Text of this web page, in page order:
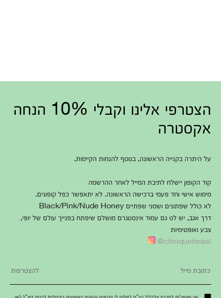
הצטרפי אלינו וקבלי 10% הנחה
אקסטרה
על היתרה בקנייה הראשונה, בנוסף להנחות הקיימות.
קוד הקופון יישלח לתיבת המייל לאחר ההרשמה
מימוש אישי וחד פעמי ברכישה הראשונה. לא יתאפשר כפל קופונים.
לא כולל שפתונים ושמני שפתיים Black/Pink/Nude Honey
דרך אגב, יש לנו גם עמוד אינסטגרם מושלם שיפתח בפנייך עולם של יופי,
צבע ואופטימיות
cliniqueisrael@
אני מאשר/ת לחברת אלקליל בע"מ לשלוח לי עדכונים והטבות באמצעים דיגיטליים לרבות דוא"ל ו/או